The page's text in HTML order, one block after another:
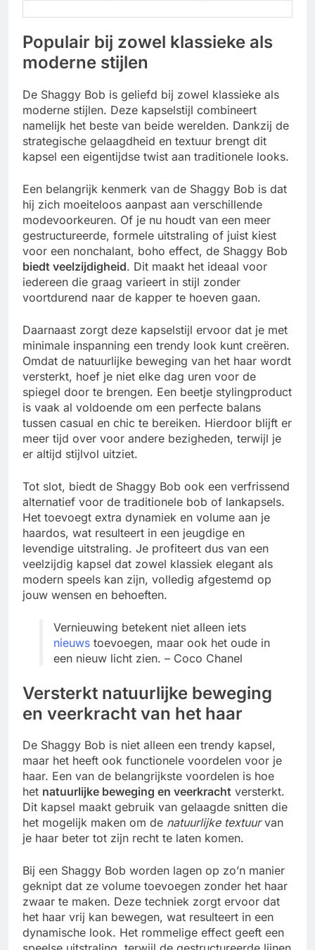
Populair bij zowel klassieke als
moderne stijlen
De Shaggy Bob is geliefd bij zowel klassieke als
moderne stijlen. Deze kapselstijl combineert
namelijk het beste van beide werelden. Dankzij de
strategische gelaagdheid en textuur brengt dit
kapsel een eigentijdse twist aan traditionele looks.
Een belangrijk kenmerk van de Shaggy Bob is dat
hij zich moeiteloos aanpast aan verschillende
modevoorkeuren. Of je nu houdt van een meer
gestructureerde, formele uitstraling of juist kiest
voor een nonchalant, boho effect, de Shaggy Bob
biedt veelzijdigheid. Dit maakt het ideaal voor
iedereen die graag varieert in stijl zonder
voortdurend naar de kapper te hoeven gaan.
Daarnaast zorgt deze kapselstijl ervoor dat je met
minimale inspanning een trendy look kunt creëren.
Omdat de natuurlijke beweging van het haar wordt
versterkt, hoef je niet elke dag uren voor de
spiegel door te brengen. Een beetje stylingproduct
is vaak al voldoende om een perfecte balans
tussen casual en chic te bereiken. Hierdoor blijft er
meer tijd over voor andere bezigheden, terwijl je
er altijd stijlvol uitziet.
Tot slot, biedt de Shaggy Bob ook een verfrissend
alternatief voor de traditionele bob of lankapsels.
Het toevoegt extra dynamiek en volume aan je
haardos, wat resulteert in een jeugdige en
levendige uitstraling. Je profiteert dus van een
veelzijdig kapsel dat zowel klassiek elegant als
modern speels kan zijn, volledig afgestemd op
jouw wensen en behoeften.
Vernieuwing betekent niet alleen iets
nieuws toevoegen, maar ook het oude in
een nieuw licht zien. – Coco Chanel
Versterkt natuurlijke beweging
en veerkracht van het haar
De Shaggy Bob is niet alleen een trendy kapsel,
maar het heeft ook functionele voordelen voor je
haar. Een van de belangrijkste voordelen is hoe
het natuurlijke beweging en veerkracht versterkt.
Dit kapsel maakt gebruik van gelaagde snitten die
het mogelijk maken om de natuurlijke textuurvan
je haar beter tot zijn recht te laten komen.
Bij een Shaggy Bob worden lagen op zo’n manier
geknipt dat ze volume toevoegen zonder het haar
zwaar te maken. Deze techniek zorgt ervoor dat
het haar vrij kan bewegen, wat resulteert in een
dynamische look. Het rommelige effect geeft een